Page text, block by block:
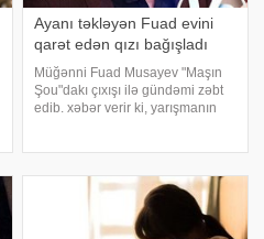
Ayanı təkləyən Fuad evini
qarət edən qızı bağışladı
Müğənni Fuad Musayev "Maşın
Şou"dakı çıxışı ilə gündəmi zəbt
edib. xəbər verir ki, yarışmanın
Atakişiyeva haqda danışıb. O,
verilişdə Atakişiyevan